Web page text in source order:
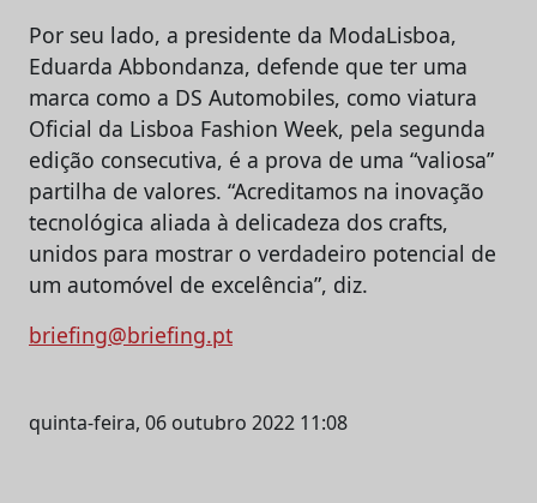
Por seu lado, a presidente da ModaLisboa,
Eduarda Abbondanza, defende que ter uma
marca como a DS Automobiles, como viatura
Oficial da Lisboa Fashion Week, pela segunda
edição consecutiva, é a prova de uma “valiosa”
partilha de valores. “Acreditamos na inovação
tecnológica aliada à delicadeza dos crafts,
unidos para mostrar o verdadeiro potencial de
um automóvel de excelência”, diz.
briefing@briefing.pt
quinta-feira, 06 outubro 2022 11:08